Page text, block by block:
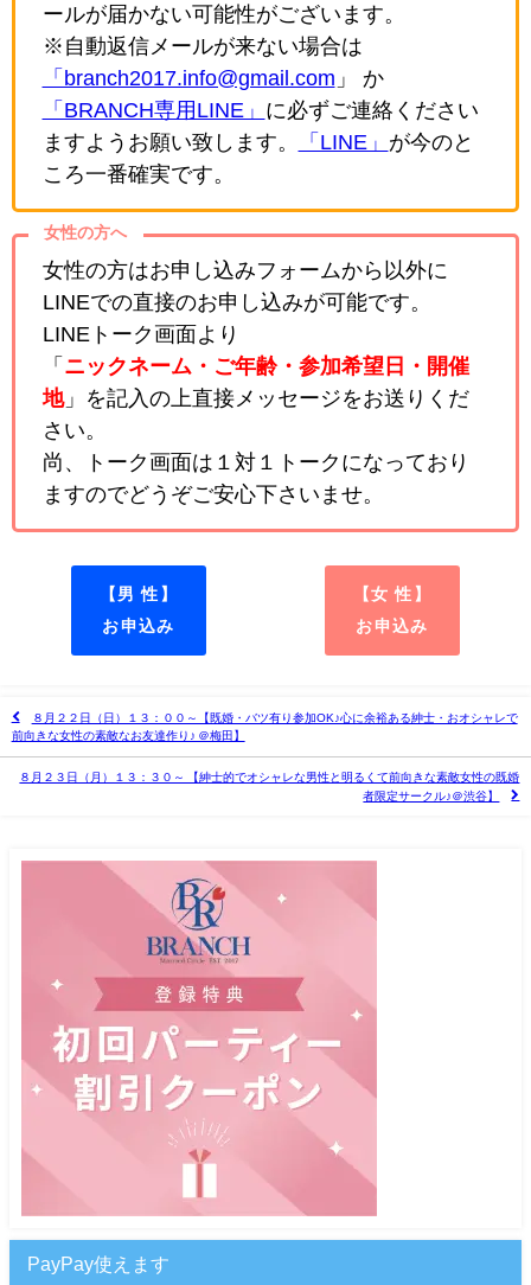
ールが届かない可能性がございます。
※自動返信メールが来ない場合は
「branch2017.info@gmail.com 」 か
「BRANCH専用LINE」 に必ずご連絡ください
ますようお願い致します。
「LINE」 が今のと
ころ一番確実です。
女性の方へ
女性の方はお申し込みフォームから以外に
LINEでの直接のお申し込みが可能です。
LINEトーク画面より
「 ニックネーム・ご年齢・参加希望日・開催
地」を記入の上直接メッセージをお送りくだ
さい。
尚、トーク画面は１対１トークになっており
ますのでどうぞご安心下さいませ。
【男 性】
お申込み
【女 性】
お申込み
８月２２日（日）１３：００～【既婚・バツ有り参加OK♪心に余裕ある紳士・おオシャレで
前向きな女性の素敵なお友達作り♪ ＠梅田】
８月２３日（月）１３：３０～ 【紳士的でオシャレな男性と明るくて前向きな素敵女性の既婚
者限定サークル♪＠渋谷】
PayPay使えます